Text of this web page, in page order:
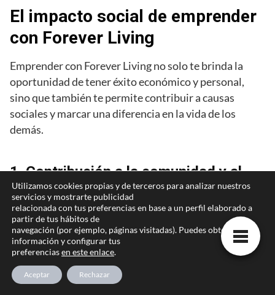
El impacto social de emprender
con Forever Living
Emprender con Forever Living no solo te brinda la
oportunidad de tener éxito económico y personal,
sino que también te permite contribuir a causas
sociales y marcar una diferencia en la vida de los
demás.
1. Contribución a la comunidad y al
medio ambiente:
Forever Living se preocupa por el bienestar de la
comunidad y el medio ambiente. La compañía se
compromete a realizar prácticas sostenibles y
responsables, minimizando su huella ecológica y
contribuyendo al desarrollo de las comunidades en las
Utilizamos cookies propias y de terceros para analizar nuestros
servicios y mostrarte publicidad
relacionada con tus preferencias en base a un perfil elaborado a
partir de tus hábitos de
navegación (por ejemplo, páginas visitadas). Puedes obtener más
información y configurar tus
preferenciasen este enlace.
Aceptar Rechazar